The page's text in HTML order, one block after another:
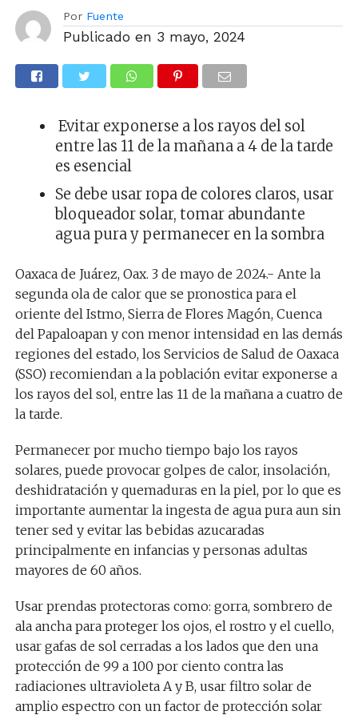
Por Fuente
Publicado en 3 mayo, 2024
Evitar exponerse a los rayos del sol
entre las 11 de la mañana a 4 de la tarde
es esencial
Se debe usar ropa de colores claros, usar
bloqueador solar, tomar abundante
agua pura y permanecer en la sombra
Oaxaca de Juárez, Oax. 3 de mayo de 2024.- Ante la
segunda ola de calor que se pronostica para el
oriente del Istmo, Sierra de Flores Magón, Cuenca
del Papaloapan y con menor intensidad en las demás
regiones del estado, los Servicios de Salud de Oaxaca
(SSO) recomiendan a la población evitar exponerse a
los rayos del sol, entre las 11 de la mañana a cuatro de
la tarde.
Permanecer por mucho tiempo bajo los rayos
solares, puede provocar golpes de calor, insolación,
deshidratación y quemaduras en la piel, por lo que es
importante aumentar la ingesta de agua pura aun sin
tener sed y evitar las bebidas azucaradas
principalmente en infancias y personas adultas
mayores de 60 años.
Usar prendas protectoras como: gorra, sombrero de
ala ancha para proteger los ojos, el rostro y el cuello,
usar gafas de sol cerradas a los lados que den una
protección de 99 a 100 por ciento contra las
radiaciones ultravioleta A y B, usar filtro solar de
amplio espectro con un factor de protección solar